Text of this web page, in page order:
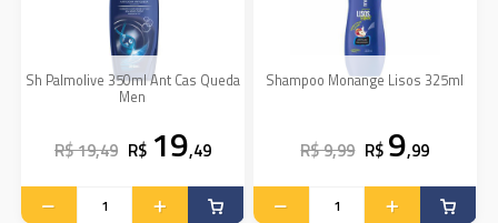
Sh Palmolive 350ml Ant Cas Queda
Men
R$ 19,49 R$ 19,49
Shampoo Monange Lisos 325ml
R$ 9,99 R$ 9,99